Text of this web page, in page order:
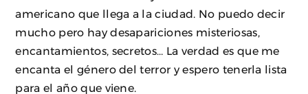
americano que llega a la ciudad. No puedo decir
mucho pero hay desapariciones misteriosas,
encantamientos, secretos… La verdad es que me
encanta el género del terror y espero tenerla lista
para el año que viene.